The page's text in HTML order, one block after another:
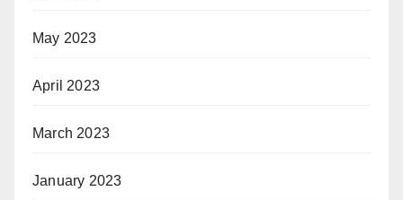
May 2023
April 2023
March 2023
January 2023